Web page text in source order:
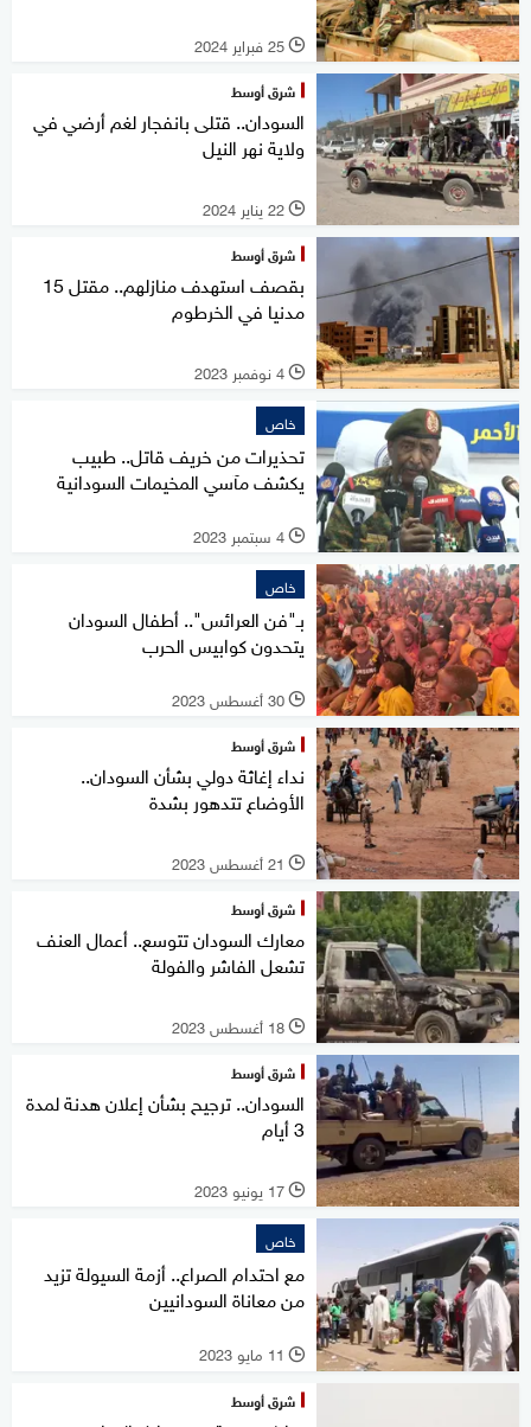
l 25 فبراير 2024
شرق أوسط
السودان.. قتلى بانفجار لغم أرضي في
ولاية نهر النيل
l 22 يناير 2024
شرق أوسط
بقصف استهدف منازلهم.. مقتل 15
مدنيا في الخرطوم
l 4 نوفمبر 2023
خاص
تحذيرات من خريف قاتل.. طبيب
يكشف مآسي المخيمات السودانية
l 4 سبتمبر 2023
خاص
بـ"فن العرائس".. أطفال السودان
يتحدون كوابيس الحرب
l 30 أغسطس 2023
شرق أوسط
نداء إغاثة دولي بشأن السودان..
الأوضاع تتدهور بشدة
l 21 أغسطس 2023
شرق أوسط
معارك السودان تتوسع.. أعمال العنف
تشعل الفاشر والفولة
l 18 أغسطس 2023
شرق أوسط
السودان.. ترجيح بشأن إعلان هدنة لمدة
3 أيام
l 17 يونيو 2023
خاص
مع احتدام الصراع.. أزمة السيولة تزيد
من معاناة السودانيين
l 11 مايو 2023
شرق أوسط